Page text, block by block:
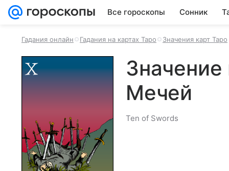
Все гороскопы Сонник
Гадания онлайн Гадания на картах Таро Значения карт Таро
Мечей
Ten of Swords